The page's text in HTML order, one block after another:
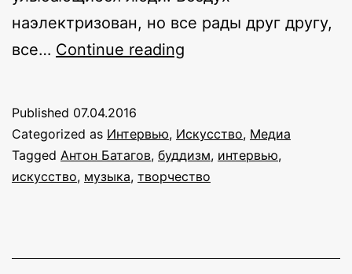
наэлектризован, но все рады друг другу,
все… Continue reading
More:
интервью
с
пианистом
Published 07.04.2016
Categorized as Интервью, Искусство, Медиа
Tagged Антон Батагов, буддизм, интервью,
искусство, музыка, творчество